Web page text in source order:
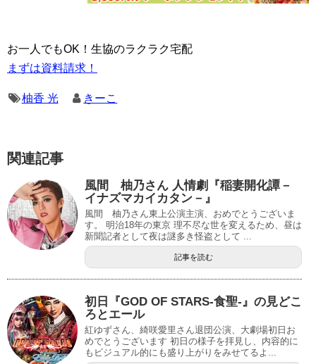
お一人でもOK！生協のラクラク宅配
まずは資料請求！
柚香 光 きーこ
関連記事
風間 柚乃さん 人情劇『稲妻開化譚－
イナズマカイカタン－』
風間 柚乃さん東上公演主演、おめでとうございま
す。 明治18年の東京 理不尽な世を変えるため、昼は
新聞記者として夜は謎多き怪盗として ...
記事を読む
初日『GOD OF STARS-食聖-』の見どこ
ろとエール
紅ゆずさん、綺咲愛里さん退団公演、大劇場初日お
めでとうございます 初日の様子を拝見し、内容的に
もビジュアル的にも盛り上がりをみせてるよ...